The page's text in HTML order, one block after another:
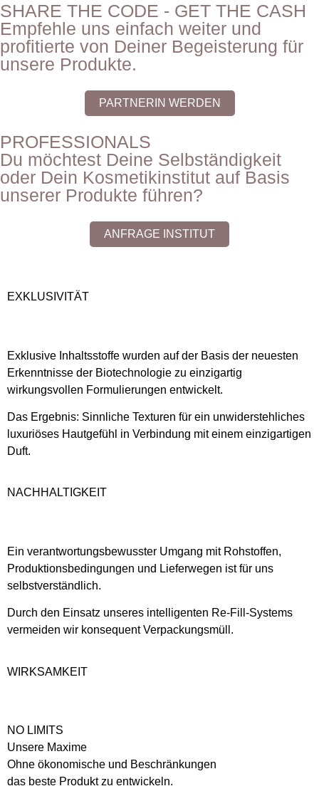
SHARE THE CODE - GET THE CASH
Empfehle uns einfach weiter und
profitierte von Deiner Begeisterung für
unsere Produkte.
PARTNERIN WERDEN
PROFESSIONALS
Du möchtest Deine Selbständigkeit
oder Dein Kosmetikinstitut auf Basis
unserer Produkte führen?
ANFRAGE INSTITUT
EXKLUSIVITÄT
Exklusive Inhaltsstoffe wurden auf der Basis der neuesten
Erkenntnisse der Biotechnologie zu einzigartig
wirkungsvollen Formulierungen entwickelt.
Das Ergebnis: Sinnliche Texturen für ein unwiderstehliches
luxuriöses Hautgefühl in Verbindung mit einem einzigartigen
Duft.
NACHHALTIGKEIT
Ein verantwortungsbewusster Umgang mit Rohstoffen,
Produktionsbedingungen und Lieferwegen ist für uns
selbstverständlich.
Durch den Einsatz unseres intelligenten Re-Fill-Systems
vermeiden wir konsequent Verpackungsmüll.
WIRKSAMKEIT
NO LIMITS
Unsere Maxime
Ohne ökonomische und Beschränkungen
das beste Produkt zu entwickeln.